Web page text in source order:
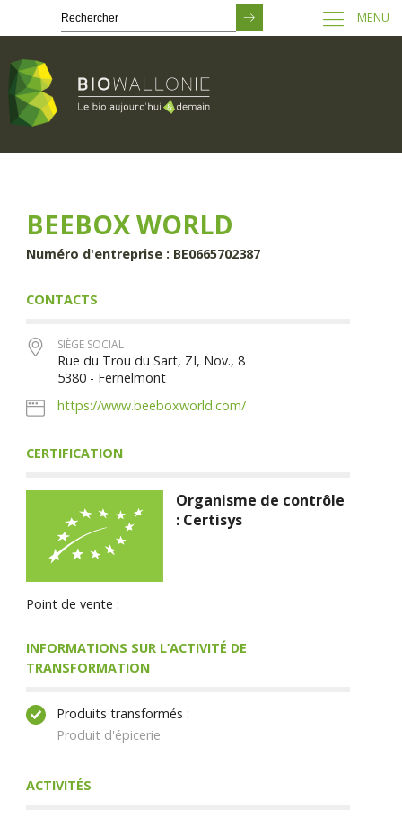
principal
MENU
BEEBOX WORLD
Numéro d'entreprise : BE0665702387
CONTACTS
SIÈGE SOCIAL
Rue du Trou du Sart, ZI, Nov., 8
5380 - Fernelmont
https://www.beeboxworld.com/
CERTIFICATION
Organisme de contrôle
: Certisys
Point de vente :
INFORMATIONS SUR L’ACTIVITÉ DE
TRANSFORMATION
Produits transformés :
Produit d'épicerie
ACTIVITÉS